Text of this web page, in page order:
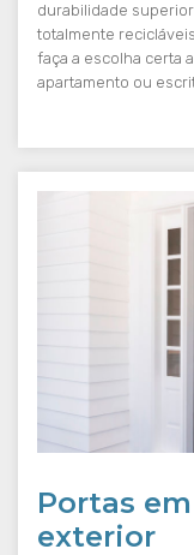
durabilidade
totalmente
faça a escolha certa
apartamento ou
Portas
exterior